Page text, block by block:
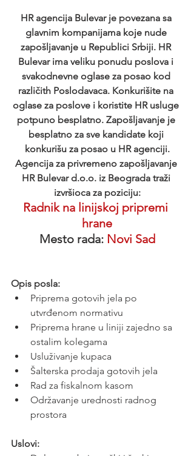
HR agencija Bulevar je povezana sa
glavnim kompanijama koje nude
zapošljavanje u Republici Srbiji. HR
Bulevar ima veliku ponudu poslova i
svakodnevne oglase za posao kod
različith Poslodavaca. Konkurišite na
oglase za poslove i koristite HR usluge
potpuno besplatno. Zapošljavanje je
besplatno za sve kandidate koji
konkurišu za posao u HR agenciji.
Agencija za privremeno zapošljavanje
HR Bulevar d.o.o. iz Beograda traži
izvršioca za poziciju:
Radnik na linijskoj pripremi
hrane
Mesto rada: Novi Sad
Opis posla:
Priprema gotovih jela po
utvrđenom normativu
Priprema hrane u liniji zajedno sa
ostalim kolegama
Usluživanje kupaca
Šalterska prodaja gotovih jela
Rad za fiskalnom kasom
Održavanje urednosti radnog
prostora
Uslovi: